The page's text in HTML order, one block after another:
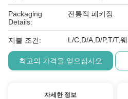
Packaging
Details:
전통적 패키징
지불 조건: L/C,D/A,D/P,T/T,
최고의 가격을 얻으십시오
자세한 정보